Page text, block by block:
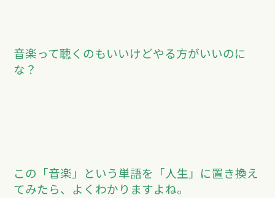
音楽って聴くのもいいけどやる方がいいのに
な？
この「音楽」という単語を「人生」に置き換え
てみたら、よくわかりますよね。